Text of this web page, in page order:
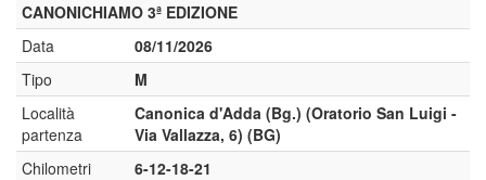
CANONICHIAMO 3ª EDIZIONE
Data
08/11/2026
Tipo
M
Località
partenza
Canonica d'Adda (Bg.) (Oratorio San Luigi -
Via Vallazza, 6) (BG)
Chilometri
6-12-18-21